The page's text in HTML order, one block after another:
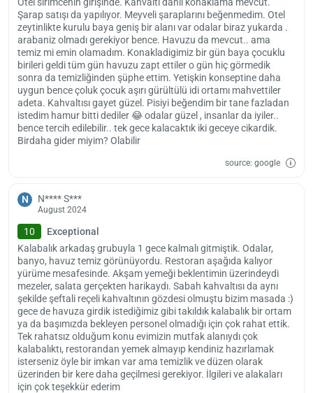
Şarap satışı da yapılıyor. Meyveli şaraplarını beğenmedim. Otel
zeytinlikte kurulu baya geniş bir alanı var odalar biraz yukarda .
arabaniz olmadı gerekiyor bence. Havuzu da mevcut.. ama
temiz mi emin olamadım. Konakladigimiz bir gün baya çocuklu
birileri geldi tüm gün havuzu zapt ettiler o gün hiç görmedik
sonra da temizliğinden şüphe ettim. Yetişkin konseptine daha
uygun bence çoluk çocuk aşırı gürültülü idi ortamı mahvettiler
adeta. Kahvaltısı gayet güzel. Pisiyi beğendim bir tane fazladan
istedim hamur bitti dediler 😂 odalar güzel , insanlar da iyiler..
bence tercih edilebilir.. tek gece kalacaktık iki geceye cikardik.
Birdaha gider miyim? Olabilir
source: google
N N**** S***
August 2024
10
Exceptional
Kalabalık arkadaş grubuyla 1 gece kalmalı gitmiştik. Odalar,
banyo, havuz temiz görünüyordu. Restoran aşağıda kalıyor
yürüme mesafesinde. Akşam yemeği beklentimin üzerindeydi
mezeler, salata gerçekten harikaydı. Sabah kahvaltısı da aynı
şekilde şeftali reçeli kahvaltının gözdesi olmuştu bizim masada :)
gece de havuza girdik istediğimiz gibi takıldık kalabalık bir ortam
ya da başımızda bekleyen personel olmadığı için çok rahat ettik.
Tek rahatsız olduğum konu evimizin mutfak alanıydı çok
kalabalıktı, restorandan yemek almayıp kendiniz hazırlamak
isterseniz öyle bir imkan var ama temizlik ve düzen olarak
üzerinden bir kere daha geçilmesi gerekiyor. İlgileri ve alakaları
için çok teşekkür ederim